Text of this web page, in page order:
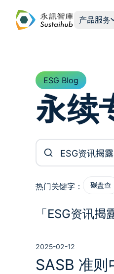
产品服务
ESG Blog
永续
搜索文章
热门关键字： 碳盘查
「ESG资讯
2025-02-12
SASB 准则